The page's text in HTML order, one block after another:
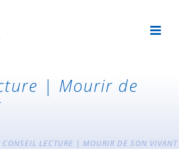
| Mourir de
CONSEIL LECTURE | MOURIR DE SON VIVANT